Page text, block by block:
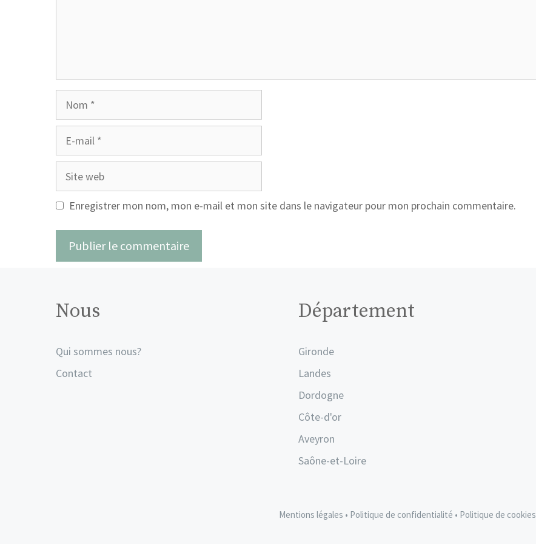
Site
Enregistrer mon nom, mon e-mail et mon site dans le navigateur pour mon prochain commentaire.
Nous
Qui sommes nous?
Contact
Département
Gironde
Landes
Dordogne
Côte-d'or
Aveyron
Saône-et-Loire
Mentions légales • Politique de confidentialité • Politique de cookies